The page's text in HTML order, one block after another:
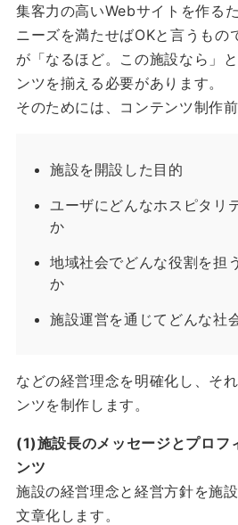
集客力の高いWebサイトを作る
ニーズを満たせばOKと言うもの
が「なるほど。この施設なら」
ンツを揃える必要があります。
そのためには、コンテンツ制作前
施設を開設した目的
ユーザにどんなホスピタリ
か
地域社会でどんな役割を担
か
施設運営を通じてどんな社
などの経営理念を明確化し、そ
ンツを制作します。
(1)施設長のメッセージとプロフ
ンツ
施設の経営理念と経営方針を施
文章化します。